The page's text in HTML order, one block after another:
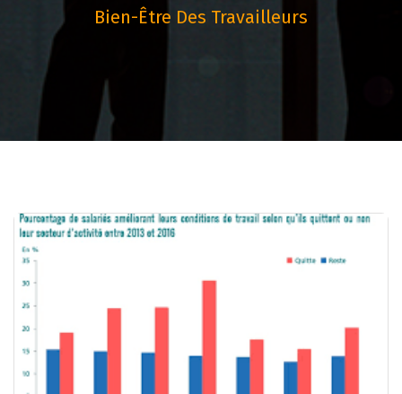
Bien-Être Des Travailleurs